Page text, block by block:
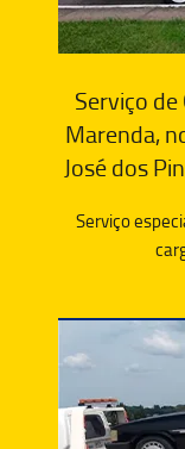
Serviço
Marenda,
José dos
Serviço